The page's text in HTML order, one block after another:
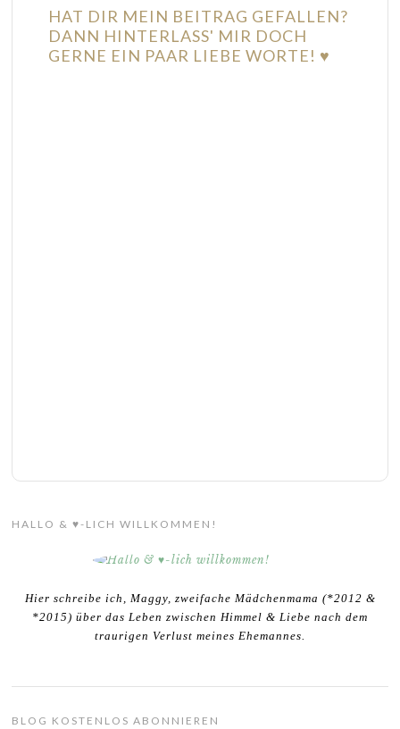
HAT DIR MEIN BEITRAG GEFALLEN?
DANN HINTERLASS' MIR DOCH
GERNE EIN PAAR LIEBE WORTE! ♥
HALLO & ♥-LICH WILLKOMMEN!
Hier schreibe ich, Maggy, zweifache Mädchenmama (*2012 &
*2015) über das Leben zwischen Himmel & Liebe nach dem
traurigen Verlust meines Ehemannes.
BLOG KOSTENLOS ABONNIEREN